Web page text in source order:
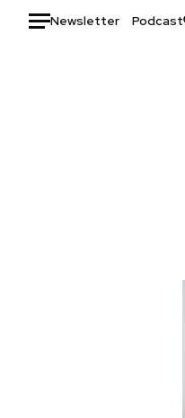
Newsletter Podcast